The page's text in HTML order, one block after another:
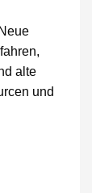
alte
und